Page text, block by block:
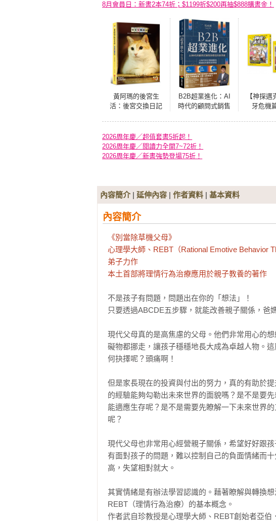
8月會員日：新書2本74折；$1199折$200再抽$888購書金！
黃阿瑪的後宮生
活：後宮交換日記
B2B超業進化：AI
時代的顧問式銷售
成交心法 × 5項行動
指引）
【神探
牙危機
2026周年慶／超值套書5折起！
2026周年慶／閱讀力全開7~72折！
2026周年慶／新書強勢登場75折！
內容簡介| 延伸內容 | 作者資料 | 基本資料
內容簡介
《別當除草機父母》
心理學大師、REBT（Rational Emotive Behavior
弟子力作
本土首部將理情行為治療應用於親子教養的著作
不是孩子有問題，問題出在你的「想法」！
只要透過ABCDE五步驟，就能改善親子關係，爸
現代父母真的是高焦慮的父母。他們非常用心的
礙物都挪走，讓孩子穩穩地長大成為卓越人物。
何抉擇呢？頭痛啊！
但是家長現在的投資與付出的努力，真的有助於
的經驗能夠勾勒出未來世界的面貌嗎？是不是要
能適應生存呢？是不是需要先瞭解一下未來世界
呢？
現代父母也非常用心經營親子關係，希望好好跟
有面對孩子的問題，難以控制自己的負面情緒而
高，失望相對就大。
其實情緒是有辦法學習認識的。藉著瞭解與轉換
REBT（理情行為治療）的基本概念。
作者武自珍教授是心理學大師、REBT創始者亞伯